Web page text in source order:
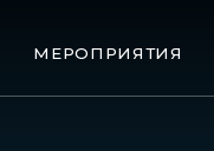
МЕРОПРИЯТИЯ